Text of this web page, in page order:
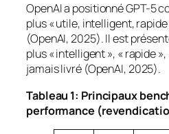
OpenAI a positionné GPT-5
plus « utile, intelligent,
(OpenAI, 2025). Il est
plus « intelligent », « rapide
jamais livré (OpenAI, 2025).
Tableau 1: Principaux
performance